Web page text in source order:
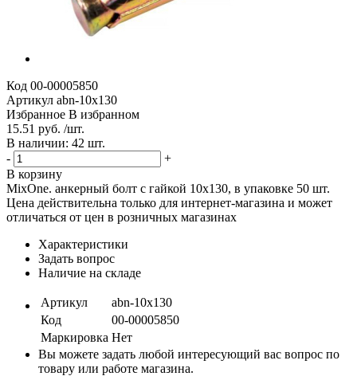
Код 00-00005850
Артикул abn-10х130
Избранное В избранном
15.51 руб. /шт.
В наличии: 42 шт.
-
+
В корзину
MixOne. анкерный болт с гайкой 10х130, в упаковке 50 шт.
Цена действительна только для интернет-магазина и может
отличаться от цен в розничных магазинах
Характеристики
Задать вопрос
Наличие на складе
Артикул
abn-10х130
Код
00-00005850
Маркировка Нет
Вы можете задать любой интересующий вас вопрос по
товару или работе магазина.